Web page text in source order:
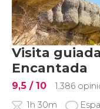
Visita
Encantada
9,5 / 10
1.386
1h 30m